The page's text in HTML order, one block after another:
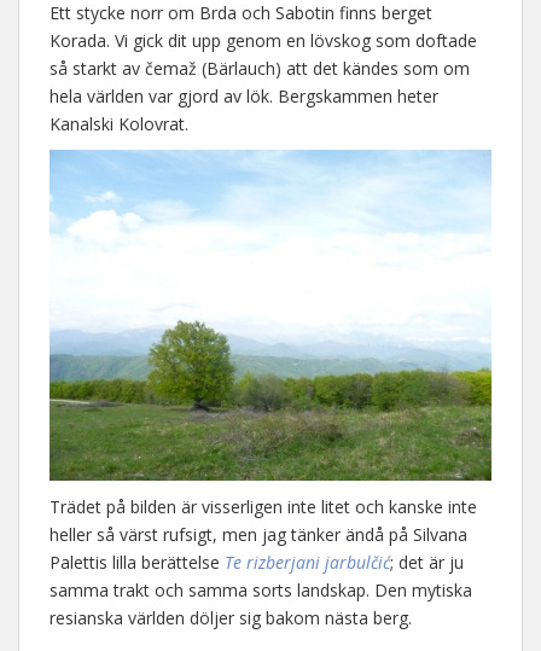
Ett stycke norr om Brda och Sabotin finns berget
Korada. Vi gick dit upp genom en lövskog som doftade
så starkt av čemaž (Bärlauch) att det kändes som om
hela världen var gjord av lök. Bergskammen heter
Kanalski Kolovrat.
Trädet på bilden är visserligen inte litet och kanske inte
heller så värst rufsigt, men jag tänker ändå på Silvana
Palettis lilla berättelse Te rizberjani jarbulčić; det är ju
samma trakt och samma sorts landskap. Den mytiska
resianska världen döljer sig bakom nästa berg.